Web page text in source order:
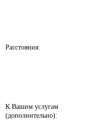
Расстояния:
К Вашим услугам
(дополнительно):